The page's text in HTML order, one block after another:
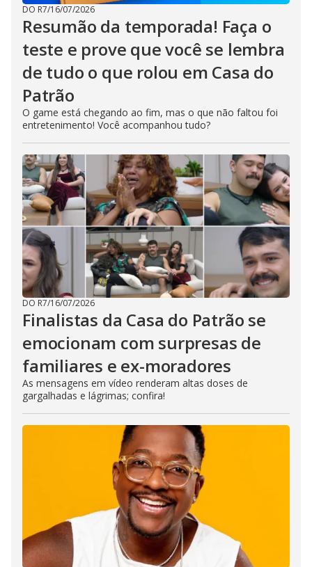
DO R7/16/07/2026
Resumão da temporada! Faça o
teste e prove que você se lembra
de tudo o que rolou em Casa do
Patrão
O game está chegando ao fim, mas o que não faltou foi
entretenimento! Você acompanhou tudo?
DO R7/16/07/2026
Finalistas da Casa do Patrão se
emocionam com surpresas de
familiares e ex-moradores
As mensagens em vídeo renderam altas doses de
gargalhadas e lágrimas; confira!